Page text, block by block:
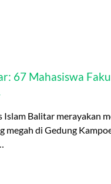
67 Mahasiswa
Balitar merayakan
megah di Gedung